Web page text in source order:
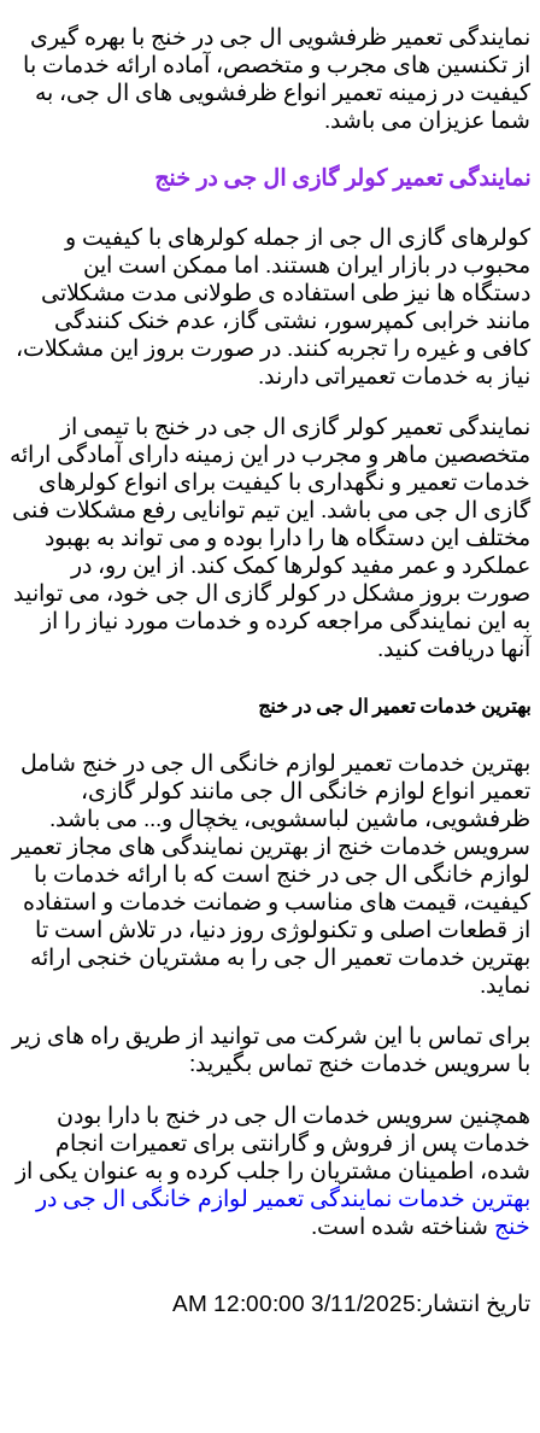
نمایندگی تعمیر ظرفشویی ال جی در خنج با بهره گیری
از تکنسین های مجرب و متخصص، آماده ارائه خدمات با
کیفیت در زمینه تعمیر انواع ظرفشویی های ال جی، به
شما عزیزان می باشد.
نمایندگی تعمیر کولر گازی ال جی در خنج
کولرهای گازی ال جی از جمله کولرهای با کیفیت و
محبوب در بازار ایران هستند. اما ممکن است این
دستگاه ها نیز طی استفاده ی طولانی مدت مشکلاتی
مانند خرابی کمپرسور، نشتی گاز، عدم خنک کنندگی
کافی و غیره را تجربه کنند. در صورت بروز این مشکلات،
نیاز به خدمات تعمیراتی دارند.
نمایندگی تعمیر کولر گازی ال جی در خنج با تیمی از
متخصصین ماهر و مجرب در این زمینه دارای آمادگی ارائه
خدمات تعمیر و نگهداری با کیفیت برای انواع کولرهای
گازی ال جی می باشد. این تیم توانایی رفع مشکلات فنی
مختلف این دستگاه ها را دارا بوده و می تواند به بهبود
عملکرد و عمر مفید کولرها کمک کند. از این رو، در
صورت بروز مشکل در کولر گازی ال جی خود، می توانید
به این نمایندگی مراجعه کرده و خدمات مورد نیاز را از
آنها دریافت کنید.
بهترین خدمات تعمیر ال جی در خنج
بهترین خدمات تعمیر لوازم خانگی ال جی در خنج شامل
تعمیر انواع لوازم خانگی ال جی مانند کولر گازی،
ظرفشویی، ماشین لباسشویی، یخچال و... می باشد.
سرویس خدمات خنج از بهترین نمایندگی های مجاز تعمیر
لوازم خانگی ال جی در خنج است که با ارائه خدمات با
کیفیت، قیمت های مناسب و ضمانت خدمات و استفاده
از قطعات اصلی و تکنولوژی روز دنیا، در تلاش است تا
بهترین خدمات تعمیر ال جی را به مشتریان خنجی ارائه
نماید.
برای تماس با این شرکت می توانید از طریق راه های زیر
با سرویس خدمات خنج تماس بگیرید:
همچنین سرویس خدمات ال جی در خنج با دارا بودن
خدمات پس از فروش و گارانتی برای تعمیرات انجام
شده، اطمینان مشتریان را جلب کرده و به عنوان یکی از
بهترین خدمات نمایندگی تعمیر لوازم خانگی ال جی در
خنج شناخته شده است.
تاریخ انتشار:3/11/2025 12:00:00 AM